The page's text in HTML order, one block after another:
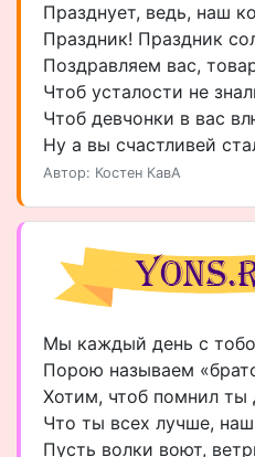
Празднует, ведь, наш
Праздник! Праздник
Поздравляем вас,
Чтоб усталости не
Чтоб девчонки в вас
Ну а вы счастливей
Автор: Костен КавА
Мы каждый день с
Порою называем
Хотим, чтоб помнил ты
Что ты всех лучше, наш
Пусть волки воют,